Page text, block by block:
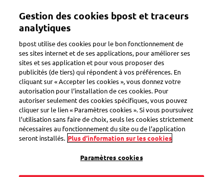
contenu
Toggle navigation
Retour
Gestion des cookies bpost et traceurs
analytiques
bpost utilise des cookies pour le bon fonctionnement de
ses sites internet et de ses applications, pour améliorer ses
sites et ses application et pour vous proposer des
publicités (de tiers) qui répondent à vos préférences. En
cliquant sur « Accepter les cookies », vous donnez votre
autorisation pour l’installation de ces cookies. Pour
autoriser seulement des cookies spécifiques, vous pouvez
cliquer sur le lien « Paramètres cookies ». Si vous poursuivez
l’utilisation sans faire de choix, seuls les cookies strictement
nécessaires au fonctionnement du site ou de l’application
seront installés. Plus d’information sur les cookies
Paramètres cookies